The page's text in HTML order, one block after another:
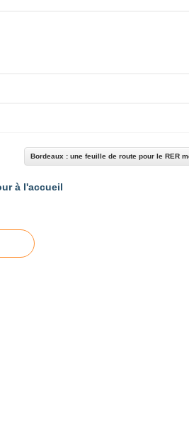
Bordeaux : une feuille de route pour le RER
à l'accueil